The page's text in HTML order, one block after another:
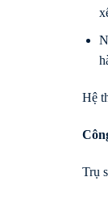
Hệ
Trụ